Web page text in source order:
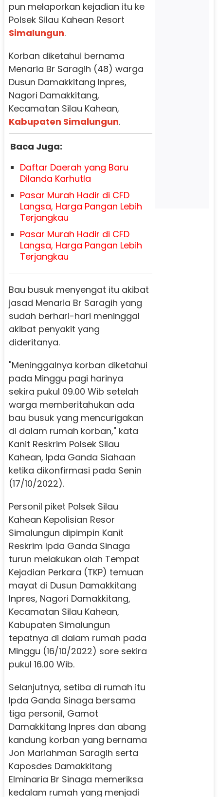
pun melaporkan kejadian itu ke
Polsek Silau Kahean Resort
Simalungun.
Korban diketahui bernama
Menaria Br Saragih (48) warga
Dusun Damakkitang Inpres,
Nagori Damakkitang,
Kecamatan Silau Kahean,
Kabupaten Simalungun.
Baca Juga:
Daftar Daerah yang Baru
Dilanda Karhutla
Pasar Murah Hadir di CFD
Langsa, Harga Pangan Lebih
Terjangkau
Pasar Murah Hadir di CFD
Langsa, Harga Pangan Lebih
Terjangkau
Bau busuk menyengat itu akibat
jasad Menaria Br Saragih yang
sudah berhari-hari meninggal
akibat penyakit yang
dideritanya.
"Meninggalnya korban diketahui
pada Minggu pagi harinya
sekira pukul 09.00 Wib setelah
warga memberitahukan ada
bau busuk yang mencurigakan
di dalam rumah korban," kata
Kanit Reskrim Polsek Silau
Kahean, Ipda Ganda Siahaan
ketika dikonfirmasi pada Senin
(17/10/2022).
Personil piket Polsek Silau
Kahean Kepolisian Resor
Simalungun dipimpin Kanit
Reskrim Ipda Ganda Sinaga
turun melakukan olah Tempat
Kejadian Perkara (TKP) temuan
mayat di Dusun Damakkitang
Inpres, Nagori Damakkitang,
Kecamatan Silau Kahean,
Kabupaten Simalungun
tepatnya di dalam rumah pada
Minggu (16/10/2022) sore sekira
pukul 16.00 Wib.
Selanjutnya, setiba di rumah itu
Ipda Ganda Sinaga bersama
tiga personil, Gamot
Damakkitang Inpres dan abang
kandung korban yang bernama
Jon Mariahman Saragih serta
Kaposdes Damakkitang
Elminaria Br Sinaga memeriksa
kedalam rumah yang menjadi